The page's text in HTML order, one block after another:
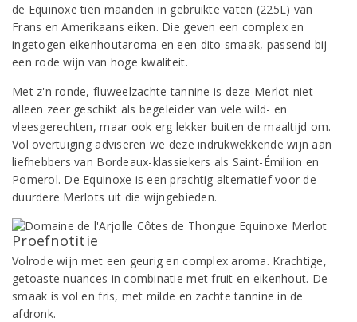
de Equinoxe tien maanden in gebruikte vaten (225L) van
Frans en Amerikaans eiken. Die geven een complex en
ingetogen eikenhoutaroma en een dito smaak, passend bij
een rode wijn van hoge kwaliteit.
Met z'n ronde, fluweelzachte tannine is deze Merlot niet
alleen zeer geschikt als begeleider van vele wild- en
vleesgerechten, maar ook erg lekker buiten de maaltijd om.
Vol overtuiging adviseren we deze indrukwekkende wijn aan
liefhebbers van Bordeaux-klassiekers als Saint-Émilion en
Pomerol. De Equinoxe is een prachtig alternatief voor de
duurdere Merlots uit die wijngebieden.
Proefnotitie
Volrode wijn met een geurig en complex aroma. Krachtige,
getoaste nuances in combinatie met fruit en eikenhout. De
smaak is vol en fris, met milde en zachte tannine in de
afdronk.